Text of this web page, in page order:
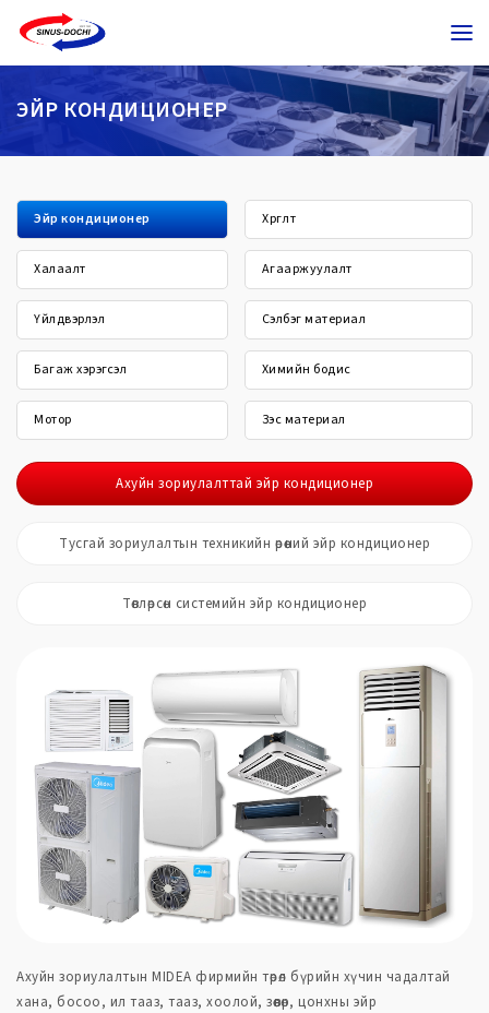
ЭЙР КОНДИЦИОНЕР
Эйр кондиционер Хөргөлт
Халаалт Агааржуулалт
Үйлдвэрлэл Сэлбэг материал
Багаж хэрэгсэл Химийн бодис
Мотор Зэс материал
Ахуйн зориулалттай эйр кондиционер
Тусгай зориулалтын техникийн өрөөний эйр кондиционер
Төвлөрсөн системийн эйр кондиционер
Ахуйн зориулалтын MIDEA фирмийн төрөл бүрийн хүчин чадалтай
хана, босоо, ил тааз, тааз, хоолой, зөөвөр, цонхны эйр